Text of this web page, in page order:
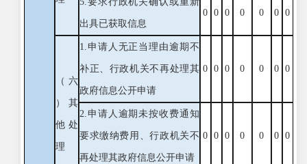
出具已获取信息
0 0 0 0 0 0 0
（六
）其
他处
理
1.申请人无正当理由逾期不
补正、行政机关不再处理其
政府信息公开申请
0 0 0 0 0 0 0
2.申请人逾期未按收费通知
要求缴纳费用、行政机关不
再处理其政府信息公开申请
0 0 0 0 0 0 0